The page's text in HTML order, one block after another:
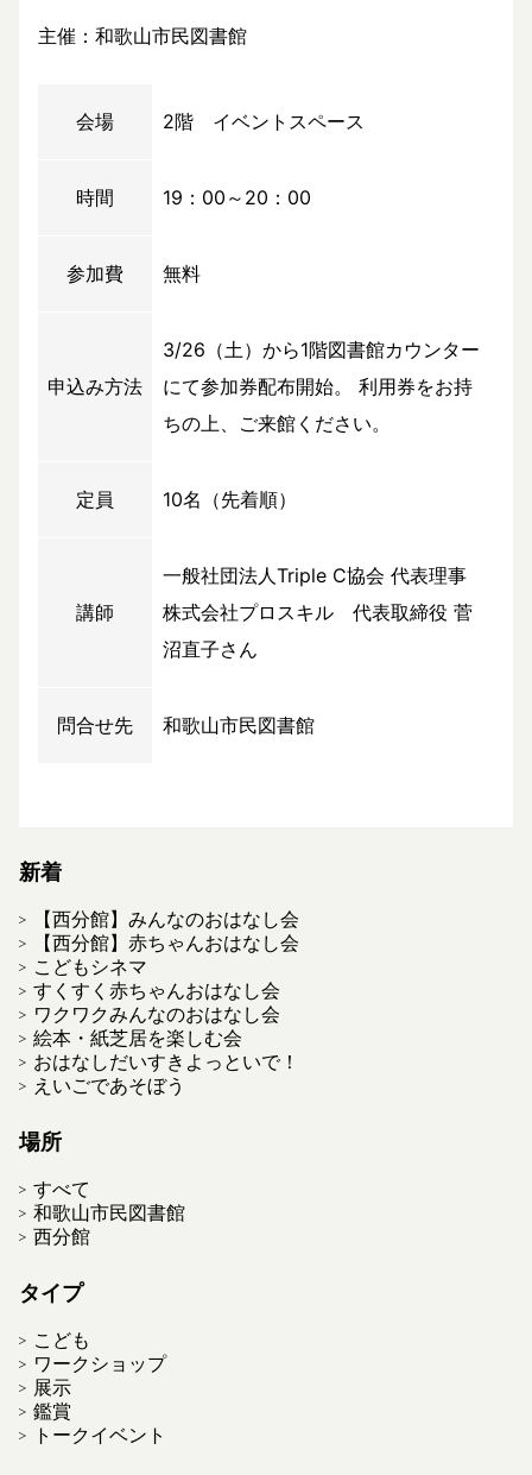
主催：和歌山市民図書館
会場 2階 イベントスペース
時間 19：00～20：00
参加費 無料
申込み方法
3/26（土）から1階図書館カウンター
にて参加券配布開始。 利用券をお持
ちの上、ご来館ください。
定員 10名（先着順）
講師
一般社団法人Triple C協会 代表理事
株式会社プロスキル 代表取締役 菅
沼直子さん
問合せ先 和歌山市民図書館
新着
【西分館】みんなのおはなし会
【西分館】赤ちゃんおはなし会
こどもシネマ
すくすく赤ちゃんおはなし会
ワクワクみんなのおはなし会
絵本・紙芝居を楽しむ会
おはなしだいすきよっといで！
えいごであそぼう
場所
すべて
和歌山市民図書館
西分館
タイプ
こども
ワークショップ
展示
鑑賞
トークイベント